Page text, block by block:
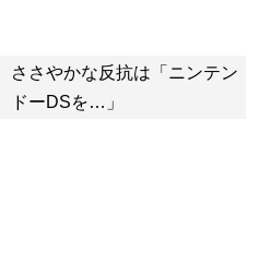
ささやかな反抗は「ニンテン
ドーDSを…」